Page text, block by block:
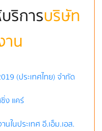
ริการบริษัท
น
(ประเทศไทย) จำกัด
ง แคร์
ในประเทศ อี.เอ็ม.เอส.